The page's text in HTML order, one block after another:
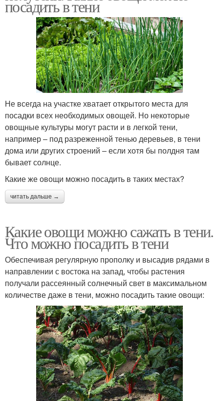
посадить в тени
Не всегда на участке хватает открытого места для
посадки всех необходимых овощей. Но некоторые
овощные культуры могут расти и в легкой тени,
например – под разреженной тенью деревьев, в тени
дома или других строений – если хотя бы полдня там
бывает солнце.
Какие же овощи можно посадить в таких местах?
читать дальше →
Какие овощи можно сажать в тени.
Что можно посадить в тени
Обеспечивая регулярную прополку и высадив рядами в
направлении с востока на запад, чтобы растения
получали рассеянный солнечный свет в максимальном
количестве даже в тени, можно посадить такие овощи: